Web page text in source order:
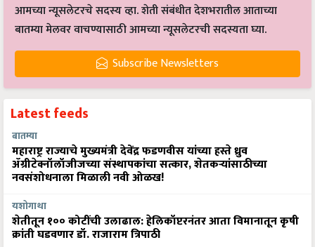
आमच्या न्यूसलेटरचे सदस्य व्हा. शेती संबंधीत देशभरातील आताच्या
बातम्या मेलवर वाचण्यासाठी आमच्या न्यूसलेटरची सदस्यता घ्या.
Subscribe Newsletters
Latest feeds
बातम्या
महाराष्ट्र राज्याचे मुख्यमंत्री देवेंद्र फडणवीस यांच्या हस्ते ध्रुव
ॲग्रीटेक्नॉलॉजीजच्या संस्थापकांचा सत्कार, शेतकऱ्यांसाठीच्या
नवसंशोधनाला मिळाली नवी ओळख!
यशोगाथा
शेतीतून १०० कोटींची उलाढाल: हेलिकॉप्टरनंतर आता विमानातून कृषी
क्रांती घडवणार डॉ. राजाराम त्रिपाठी